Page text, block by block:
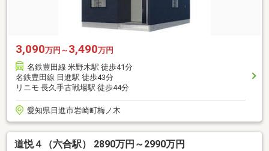
3,090万円～ 3,490万円
名鉄豊田線 米野木駅 徒歩41分
名鉄豊田線 日進駅 徒歩43分
リニモ 長久手古戦場駅 徒歩44分
愛知県日進市岩崎町梅ノ木
道悦４（六合駅） 2890万円～2990万円